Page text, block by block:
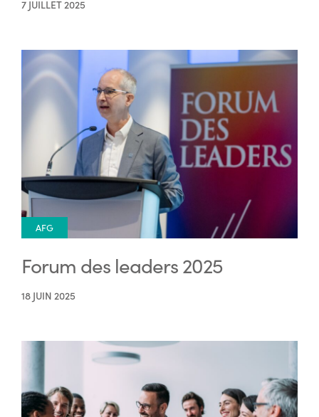
7 JUILLET 2025
AFG
Forum des leaders 2025
18 JUIN 2025